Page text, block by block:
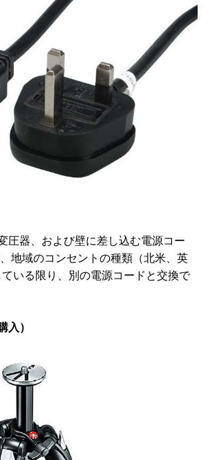
圧器、および壁に差し込む電源コー
地域のコンセントの種類（北米、英
いる限り、別の電源コードと交換で
入）